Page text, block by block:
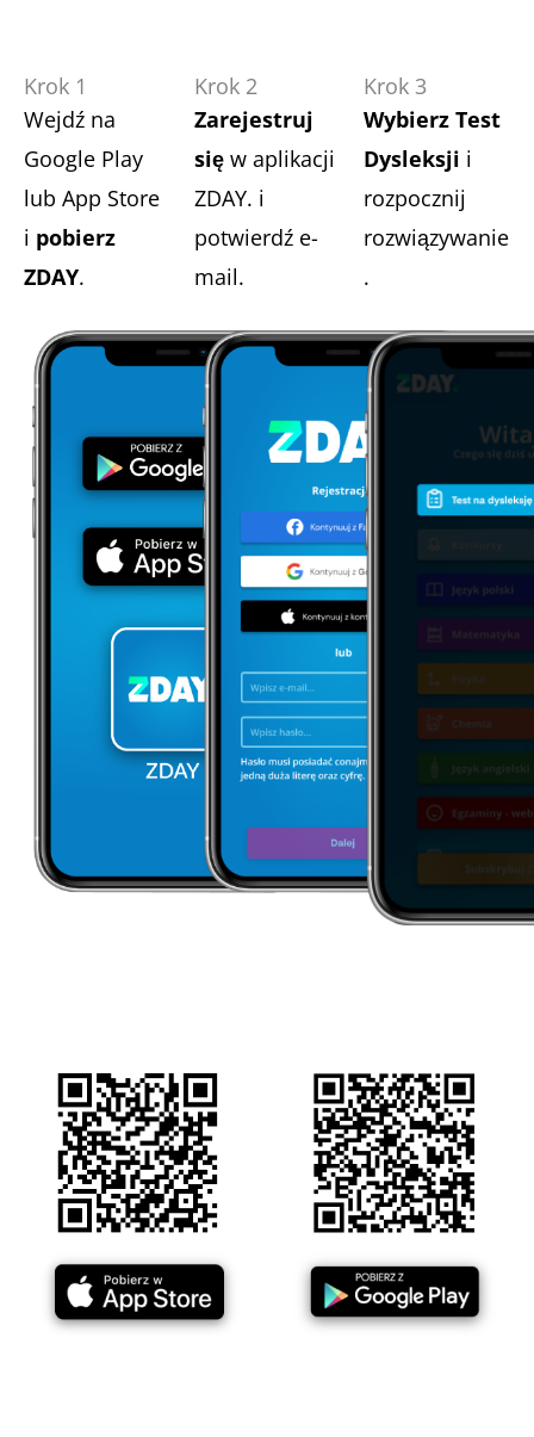
Krok 1
Wejdź na
Google Play
lub App Store
i pobierz
ZDAY.
Krok 2
Zarejestruj
sięw aplikacji
ZDAY. i
potwierdź e-
mail.
Krok 3
Wybierz Test
Dysleksji i
rozpocznij
rozwiązywanie
.